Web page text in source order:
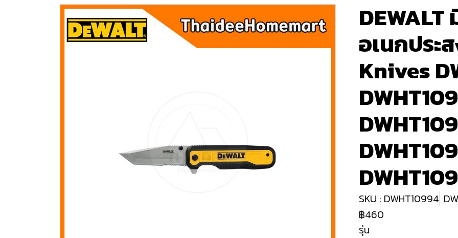
อเนกประ
Knives
SKU : DWHT10994
฿460
รุ่น